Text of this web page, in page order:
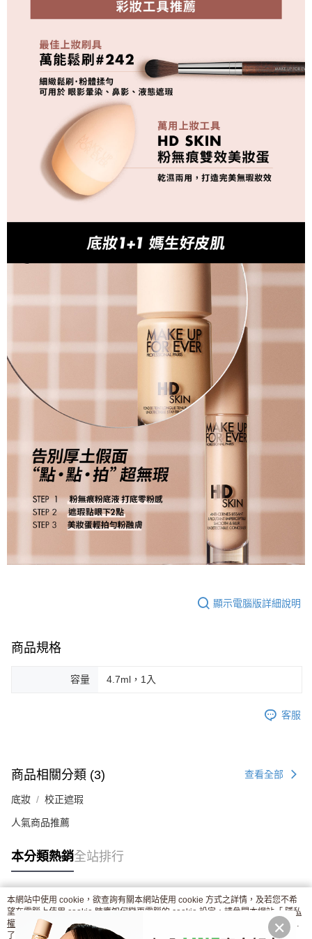
顯示電腦版詳細說明
商品規格
容量 4.7ml，1入
客服
商品相關分類 (3) 查看全部
底妝 校正遮瑕
人氣商品推薦
本分類熱銷全站排行
熱門標籤
本網站中使用 cookie，欲查詢有關本網站使用 cookie 方式之詳情，及若您不希
望在電腦上使用 cookie 時應如何變更電腦的 cookie 設定，請參閱本網站「 隱私
權條款
」之 Cookie 聲明。您繼續使用本網站即表示您同意本公司得按本網站使
用條款之 Cookie 聲明使用 cookie。
了解更多 >